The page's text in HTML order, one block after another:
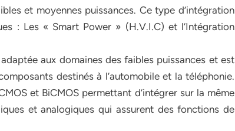
et moyennes puissances. Ce type d’intégration
: Les « Smart Power » (H.V.I.C) et l’Intégration
aux domaines des faibles puissances et est
destinés à l’automobile et la téléphonie.
et BiCMOS permettant d’intégrer sur la même
et analogiques qui assurent des fonctions de